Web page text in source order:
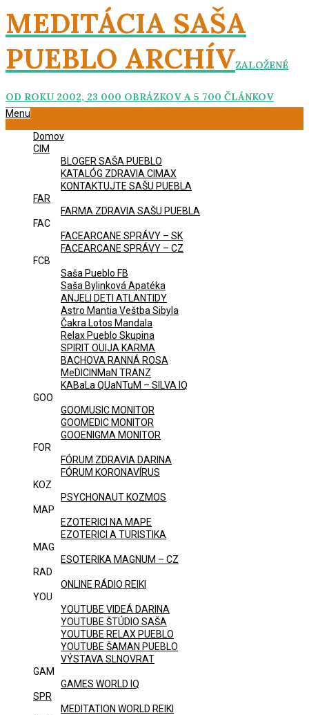
Skip
to
content
MEDITÁCIA SAŠA
PUEBLO ARCHÍVZALOŽENÉ
OD ROKU 2002, 23 000 OBRÁZKOV A 5 700 ČLÁNKOV
Primary
Menu
Domov
CIM
BLOGER SAŠA PUEBLO
KATALÓG ZDRAVIA CIMAX
KONTAKTUJTE SAŠU PUEBLA
FAR
FARMA ZDRAVIA SAŠU PUEBLA
FAC
FACEARCANE SPRÁVY – SK
FACEARCANE SPRÁVY – CZ
FCB
Saša Pueblo FB
Saša Bylinková Apatéka
ANJELI DETI ATLANTIDY
Astro Mantia Veštba Sibyla
Čakra Lotos Mandala
Relax Pueblo Skupina
SPIRIT OUIJA KARMA
BACHOVA RANNÁ ROSA
MeDICINMaN TRANZ
KABaLa QUaNTuM – SILVA IQ
GOO
GOOMUSIC MONITOR
GOOMEDIC MONITOR
GOOENIGMA MONITOR
FOR
FÓRUM ZDRAVIA DARINA
FÓRUM KORONAVÍRUS
KOZ
PSYCHONAUT KOZMOS
MAP
EZOTERICI NA MAPE
EZOTERICI A TURISTIKA
MAG
ESOTERIKA MAGNUM – CZ
RAD
ONLINE RÁDIO REIKI
YOU
YOUTUBE VIDEÁ DARINA
YOUTUBE ŠTÚDIO SAŠA
YOUTUBE RELAX PUEBLO
YOUTUBE ŠAMAN PUEBLO
VÝSTAVA SLNOVRAT
GAM
GAMES WORLD IQ
SPR
MEDITATION WORLD REIKI